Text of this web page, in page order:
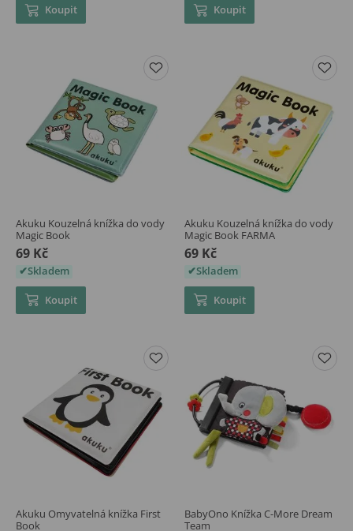
Koupit Koupit
Akuku Kouzelná knížka do vody
Magic Book
69 Kč
Skladem
Koupit
Akuku Kouzelná knížka do vody
Magic Book FARMA
69 Kč
Skladem
Koupit
Akuku Omyvatelná knížka First
Book
BabyOno Knížka C-More Dream
Team